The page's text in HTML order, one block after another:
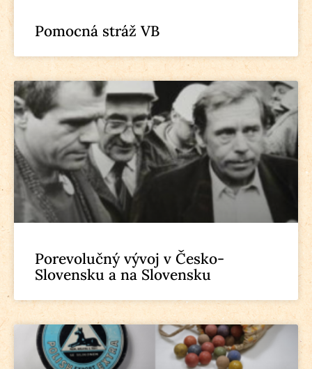
Pomocná stráž VB
Porevolučný vývoj v Česko-
Slovensku a na Slovensku